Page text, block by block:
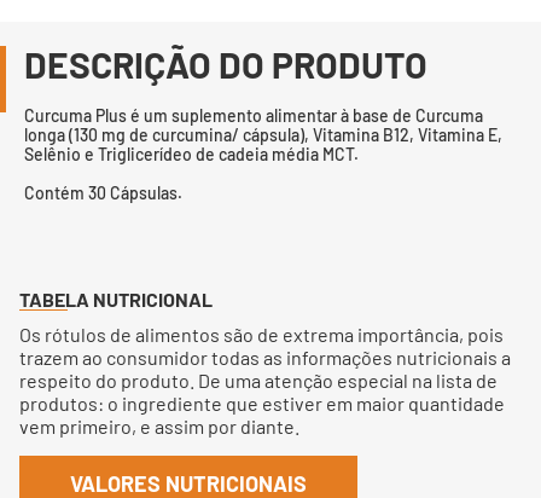
DESCRIÇÃO DO PRODUTO
Curcuma Plus é um suplemento alimentar à base de Curcuma
longa (130 mg de curcumina/ cápsula), Vitamina B12, Vitamina E,
Selênio e Triglicerídeo de cadeia média MCT.
Contém 30 Cápsulas.
TABELA NUTRICIONAL
Os rótulos de alimentos são de extrema importância, pois
trazem ao consumidor todas as informações nutricionais a
respeito do produto. De uma atenção especial na lista de
produtos: o ingrediente que estiver em maior quantidade
vem primeiro, e assim por diante.
VALORES NUTRICIONAIS